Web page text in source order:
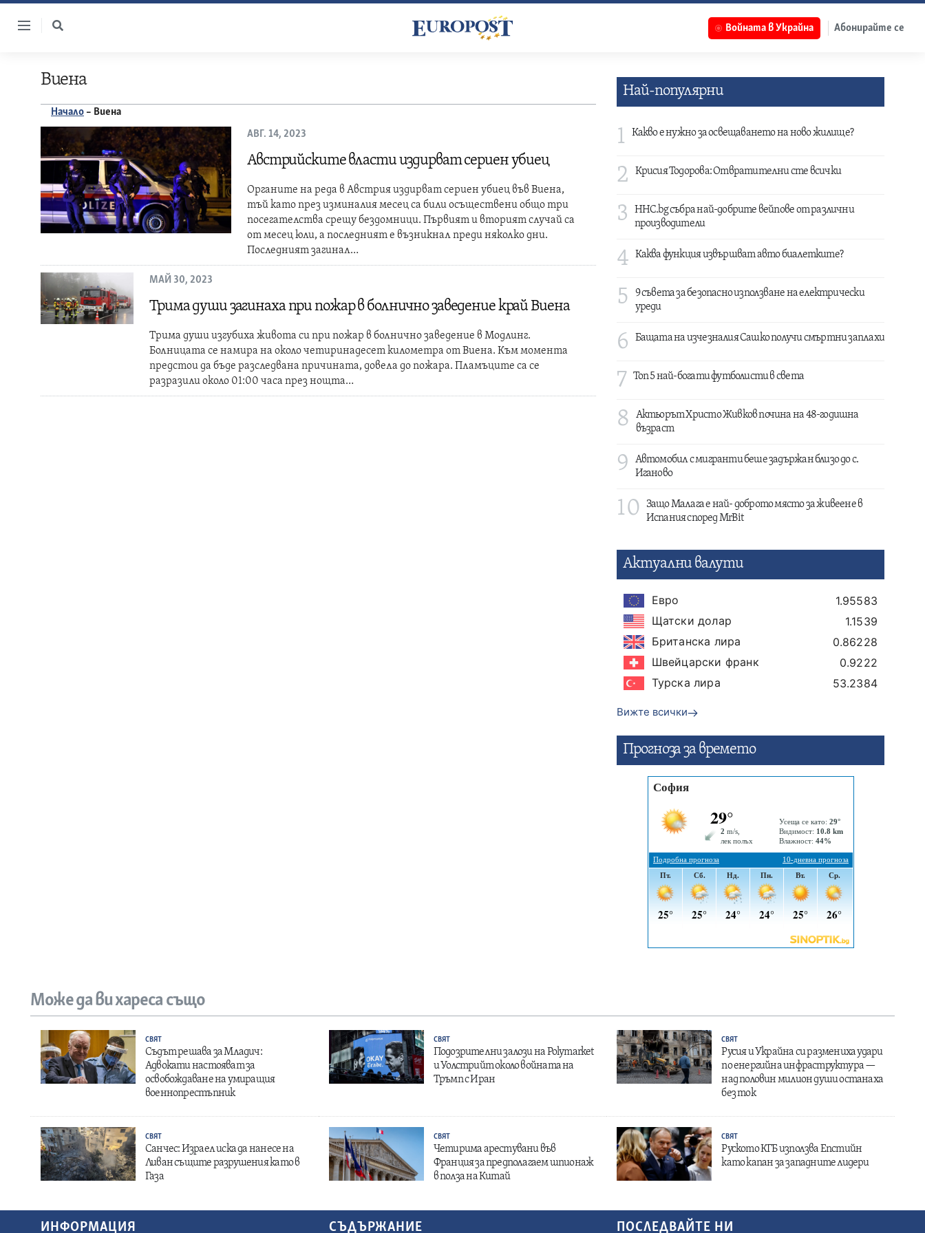
Skip
Войната в Украйна Абонирайте се
Виена
Начало – Виена
АВГ. 14, 2023
Австрийските власти издирват сериен убиец
Органите на реда в Австрия издирват сериен убиец във Виена,
тъй като през изминалия месец са били осъществени общо три
посегателства срещу бездомници. Първият и вторият случай са
от месец юли, а последният е възникнал преди няколко дни.
Последният загинал…
МАЙ 30, 2023
Трима души загинаха при пожар в болнично заведение край Виена
Трима души изгубиха живота си при пожар в болнично заведение в Модлинг.
Болницата се намира на около четиринадесет километра от Виена. Към момента
предстои да бъде разследвана причината, довела до пожара. Пламъците са се
разразили около 01:00 часа през нощта…
Най-популярни
1 Какво е нужно за освещаването на ново жилище?
2 Крисия Тодорова: Отвратителни сте всички
3
HHC.bg събра най-добрите вейпове от различни
производители
4 Каква функция извършват авто биалетките?
5
9 съвета за безопасно използване на електрически
уреди
6 Бащата на изчезналия Сашко получи смъртни заплахи
7 Топ 5 най-богати футболисти в света
8
Актьорът Христо Живков почина на 48-годишна
възраст
9
Автомобил с мигранти беше задържан близо до с.
Иганово
10
Защо Малага е най- доброто място за живеене в
Испания според MrBit
Актуални валути
Евро
1.95583
Щатски долар
1.1539
Британска лира
0.86228
Швейцарски франк
0.9222
Турска лира
53.2384
Вижте всички
Прогнозa за времето
Може да ви хареса също
СВЯТ
Съдът решава за Младич:
Адвокати настояват за
освобождаване на умиращия
военнопрестъпник
СВЯТ
Подозрителни залози на Polymarket
и Уолстрийт около войната на
Тръмп с Иран
СВЯТ
Русия и Украйна си размениха удари
по енергийна инфраструктура —
над половин милион души останаха
без ток
СВЯТ
Санчес: Израел иска да нанесе на
Ливан същите разрушения като в
Газа
СВЯТ
Четирима арестувани във
Франция за предполагаем шпионаж
в полза на Китай
СВЯТ
Руското КГБ използва Епстийн
като капан за западните лидери
ИНФОРМАЦИЯ СЪДЪРЖАНИЕ ПОСЛЕДВАЙТЕ НИ